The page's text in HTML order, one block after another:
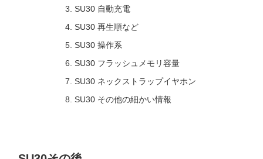
SU30 自動充電
SU30 再生順など
SU30 操作系
SU30 フラッシュメモリ容量
SU30 ネックストラップイヤホン
SU30 その他の細かい情報